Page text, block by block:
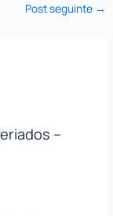
Post seguinte →
–